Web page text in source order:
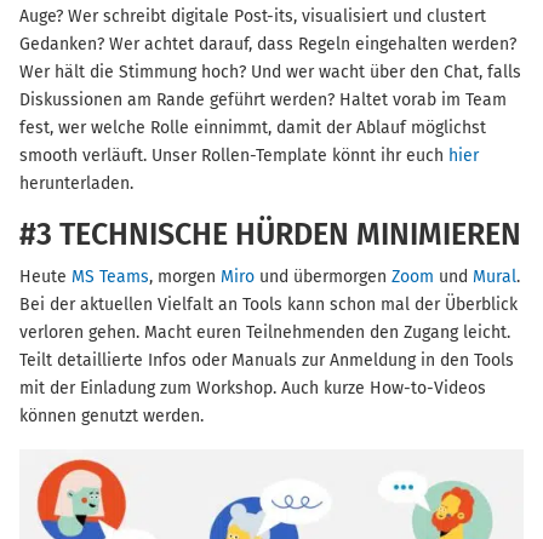
Auge? Wer schreibt digitale Post-its, visualisiert und clustert
Gedanken? Wer achtet darauf, dass Regeln eingehalten werden?
Wer hält die Stimmung hoch? Und wer wacht über den Chat, falls
Diskussionen am Rande geführt werden? Haltet vorab im Team
fest, wer welche Rolle einnimmt, damit der Ablauf möglichst
smooth verläuft. Unser Rollen-Template könnt ihr euch hier
herunterladen.
#3 TECHNISCHE HÜRDEN MINIMIEREN
Heute MS Teams, morgen Miro und übermorgen Zoom und Mural.
Bei der aktuellen Vielfalt an Tools kann schon mal der Überblick
verloren gehen. Macht euren Teilnehmenden den Zugang leicht.
Teilt detaillierte Infos oder Manuals zur Anmeldung in den Tools
mit der Einladung zum Workshop. Auch kurze How-to-Videos
können genutzt werden.